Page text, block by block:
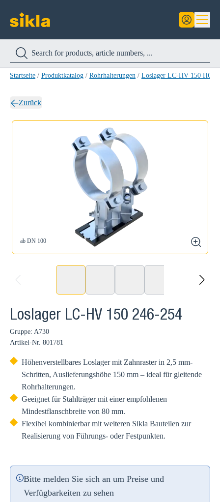
Startseite / Produktkatalog / Rohrhalterungen / Loslager LC-HV 150 HCP
Zurück
ab DN 100
zoom
next
Loslager LC-HV 150 246-254
Gruppe: A730
Artikel-Nr. 801781
Höhenverstellbares Loslager mit Zahnraster in 2,5 mm-
Schritten, Auslieferungshöhe 150 mm – ideal für gleitende
Rohrhalterungen.
Geeignet für Stahlträger mit einer empfohlenen
Mindestflanschbreite von 80 mm.
Flexibel kombinierbar mit weiteren Sikla Bauteilen zur
Realisierung von Führungs- oder Festpunkten.
Bitte melden Sie sich an um Preise und
Verfügbarkeiten zu sehen